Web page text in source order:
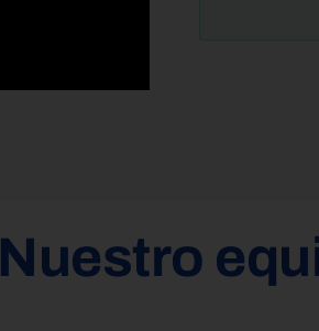
Nuestro